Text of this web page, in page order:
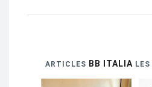
ARTICLES BB ITALIA